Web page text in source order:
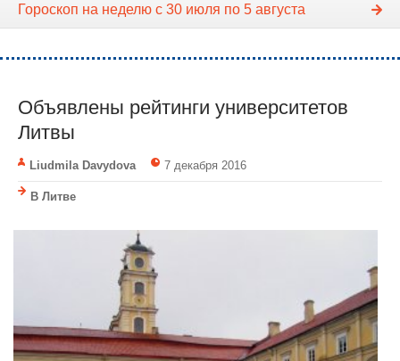
Гороскоп на неделю с 30 июля по 5 августа
Объявлены рейтинги университетов
Литвы
Liudmila Davydova 7 декабря 2016
В Литве